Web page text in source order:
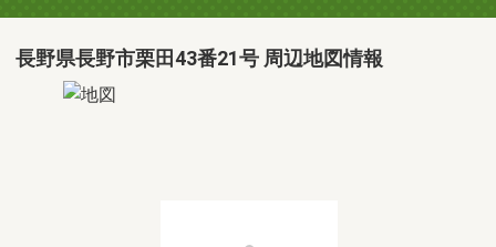
長野県長野市栗田43番21号 周辺地図情報